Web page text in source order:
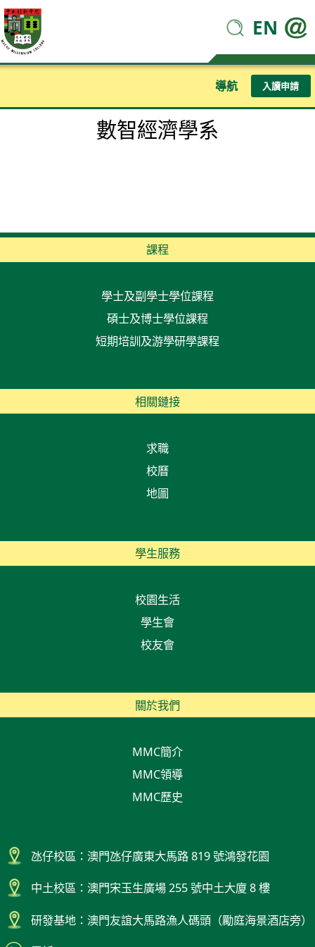
EN
導航 入讀申請
數智經濟學系
課程
學士及副學士學位課程
碩士及博士學位課程
短期培訓及游學研學課程
相關鏈接
求職
校曆
地圖
學生服務
校園生活
學生會
校友會
關於我們
MMC簡介
MMC領導
MMC歷史
氹仔校區：澳門氹仔廣東大馬路 819 號鴻發花園
中土校區：澳門宋玉生廣場 255 號中土大廈 8 樓
研發基地：澳門友誼大馬路漁人碼頭（勵庭海景酒店旁）